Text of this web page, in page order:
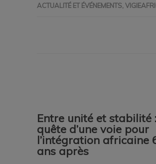
ACTUALITÉ ET ÉVÉNEMENTS
Entre unité et stabilité
quête d’une voie pour
l’intégration africaine
ans après